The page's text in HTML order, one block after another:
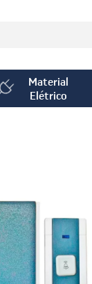
Material
Elétrico